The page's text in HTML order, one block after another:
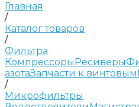
Главная
/
Каталог товаров
/
Фильтра
КомпрессорыРесиверы
азотаЗапчасти к винтовым
/
Микрофильтры